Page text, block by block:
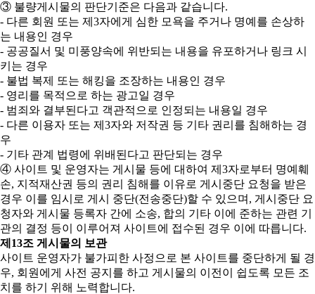
③ 불량게시물의 판단기준은 다음과 같습니다.
- 다른 회원 또는 제3자에게 심한 모욕을 주거나 명예를 손상하
는 내용인 경우
- 공공질서 및 미풍양속에 위반되는 내용을 유포하거나 링크 시
키는 경우
- 불법 복제 또는 해킹을 조장하는 내용인 경우
- 영리를 목적으로 하는 광고일 경우
- 범죄와 결부된다고 객관적으로 인정되는 내용일 경우
- 다른 이용자 또는 제3자와 저작권 등 기타 권리를 침해하는 경
우
- 기타 관계 법령에 위배된다고 판단되는 경우
④ 사이트 및 운영자는 게시물 등에 대하여 제3자로부터 명예훼
손, 지적재산권 등의 권리 침해를 이유로 게시중단 요청을 받은
경우 이를 임시로 게시 중단(전송중단)할 수 있으며, 게시중단 요
청자와 게시물 등록자 간에 소송, 합의 기타 이에 준하는 관련 기
관의 결정 등이 이루어져 사이트에 접수된 경우 이에 따릅니다.
제13조 게시물의 보관
사이트 운영자가 불가피한 사정으로 본 사이트를 중단하게 될 경
우, 회원에게 사전 공지를 하고 게시물의 이전이 쉽도록 모든 조
치를 하기 위해 노력합니다.